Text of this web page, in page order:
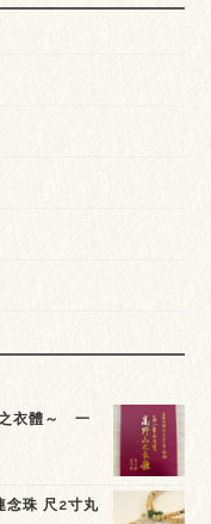
衣體～ 一
念珠 尺2寸丸